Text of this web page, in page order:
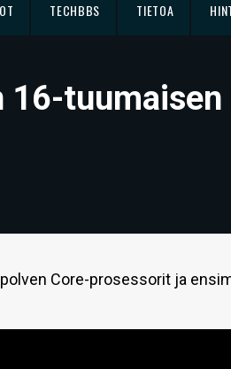
TECHBBS TIETOA
Core-prosessorit ja